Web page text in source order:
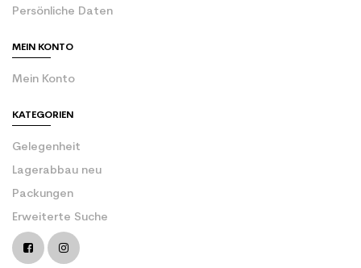
Persönliche Daten
MEIN KONTO
Mein Konto
KATEGORIEN
Gelegenheit
Lagerabbau neu
Packungen
Erweiterte Suche